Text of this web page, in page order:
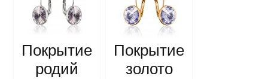
Покрытие
родий
Покрытие
золото